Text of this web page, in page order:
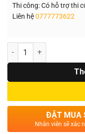
Thi công: Có hỗ trợ thi
Liên hệ0777773622
Số lượng
ĐẶT MUA
Nhân viên sẽ xác